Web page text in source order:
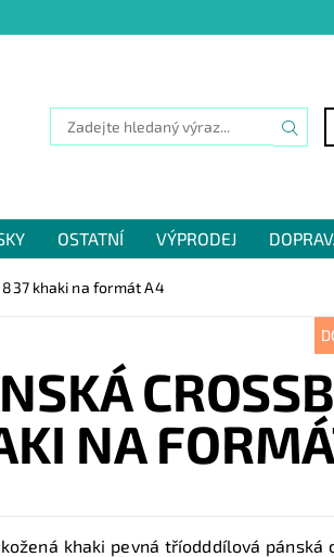
OSTATNÍ VÝPRODEJ
khaki na formát A4
NA
khaki pevná tříodddílová pánská